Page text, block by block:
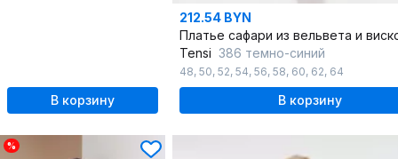
В корзину
212.54 BYN
Tensi 386 темно-синий
48, 50, 52, 54, 56, 58, 60, 62, 64
В корзину
%